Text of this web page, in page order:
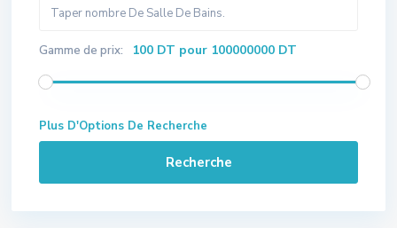
Gamme de prix: 100 DT pour 100000000 DT
Plus D'Options De Recherche
Recherche